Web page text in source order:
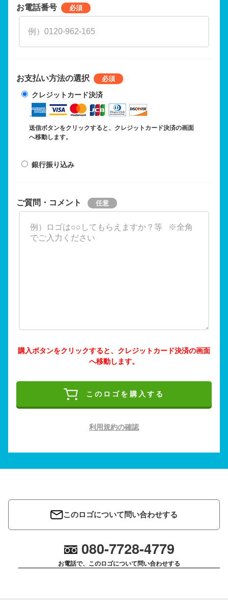
お電話番号
お支払い方法の選択
クレジットカード決済
送信ボタンをクリックすると、クレジットカード決済の画面
へ移動します。
銀行振り込み
ご質問・コメント
購入ボタンをクリックすると、クレジットカード決済の画面
へ移動します。
このロゴを購入する
利用規約の確認
このロゴについて問い合わせする
080-7728-4779
お電話で、このロゴについて問い合わせする